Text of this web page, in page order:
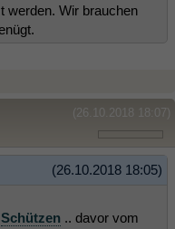
werden. Wir brauchen
(26.10.2018 18:07)
(26.10.2018 18:05)
Schützen .. davor vom